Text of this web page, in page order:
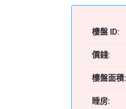
樓盤 ID:
價錢:
樓盤面積:
睡房: